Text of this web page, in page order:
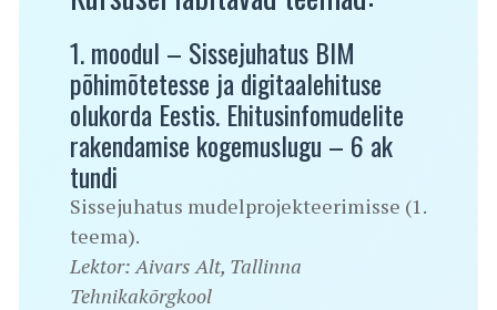
1. moodul – Sissejuhatus BIM
põhimõtetesse ja digitaalehituse
olukorda Eestis. Ehitusinfomudelite
rakendamise kogemuslugu – 6 ak
tundi
Sissejuhatus mudelprojekteerimisse (1.
teema).
Lektor: Aivars Alt, Tallinna
Tehnikakõrgkool